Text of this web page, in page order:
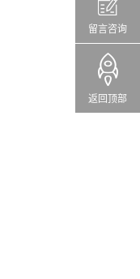
留言咨询
返回顶部